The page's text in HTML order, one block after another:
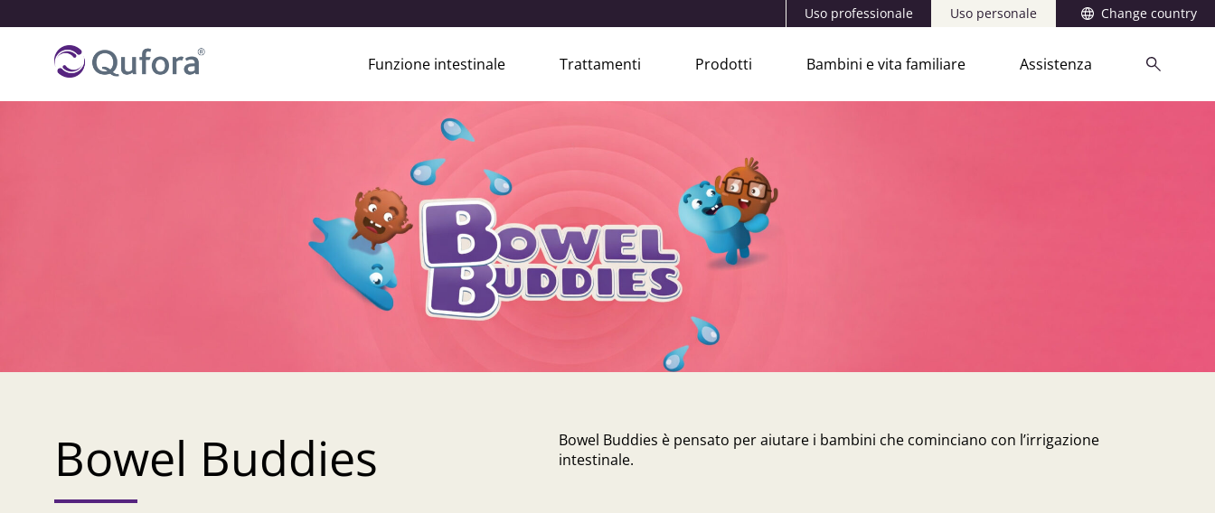
Uso professionale Uso personale Change country
Funzione intestinale Trattamenti Prodotti Bambini e vita familiare Assistenza
Bowel Buddies​
Bowel Buddies è pensato per aiutare i bambini che cominciano con l’irrigazione
intestinale.